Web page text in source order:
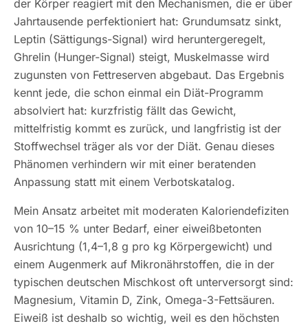
der Körper reagiert mit den Mechanismen, die er über
Jahrtausende perfektioniert hat: Grundumsatz sinkt,
Leptin (Sättigungs-Signal) wird heruntergeregelt,
Ghrelin (Hunger-Signal) steigt, Muskelmasse wird
zugunsten von Fettreserven abgebaut. Das Ergebnis
kennt jede, die schon einmal ein Diät-Programm
absolviert hat: kurzfristig fällt das Gewicht,
mittelfristig kommt es zurück, und langfristig ist der
Stoffwechsel träger als vor der Diät. Genau dieses
Phänomen verhindern wir mit einer beratenden
Anpassung statt mit einem Verbotskatalog.
Mein Ansatz arbeitet mit moderaten Kaloriendefiziten
von 10–15 % unter Bedarf, einer eiweißbetonten
Ausrichtung (1,4–1,8 g pro kg Körpergewicht) und
einem Augenmerk auf Mikronährstoffen, die in der
typischen deutschen Mischkost oft unterversorgt sind:
Magnesium, Vitamin D, Zink, Omega-3-Fettsäuren.
Eiweiß ist deshalb so wichtig, weil es den höchsten